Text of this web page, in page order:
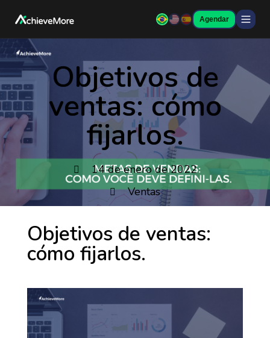
Agendar
Objetivos de
ventas: cómo
fijarlos.
14 de enero de 2022
Ventas
Objetivos de ventas:
cómo fijarlos.